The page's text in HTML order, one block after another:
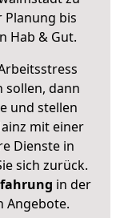
Planung bis
Hab & Gut.
sollen, dann
und stellen
mit einer
Dienste in
sich zurück.
in der
Angebote.